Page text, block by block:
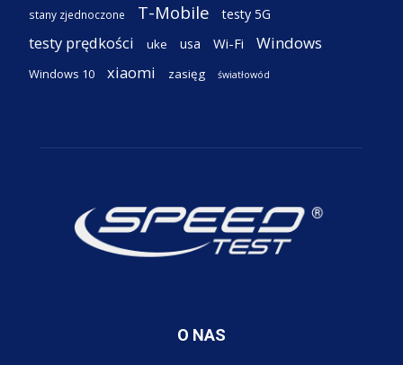
stany zjednoczone T-Mobile testy 5G
testy prędkości uke usa Wi-Fi Windows
Windows 10 xiaomi zasięg światłowód
O NAS